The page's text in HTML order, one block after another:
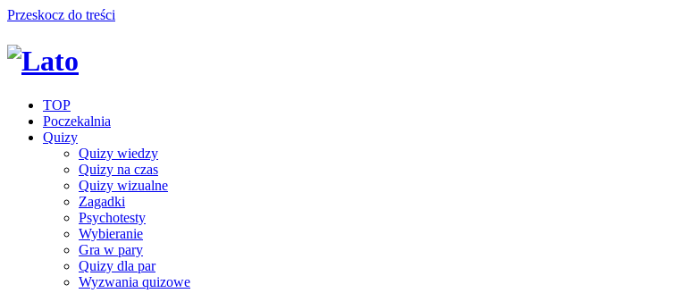
Przeskocz do treści
TOP
Poczekalnia
Quizy
Quizy wiedzy
Quizy na czas
Quizy wizualne
Zagadki
Psychotesty
Wybieranie
Gra w pary
Quizy dla par
Wyzwania quizowe